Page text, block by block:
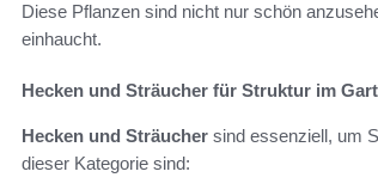
Diese Pflanzen sind nicht nur schön
einhaucht.
Hecken und Sträucher für Struktur im
Hecken und Sträucher sind essenziell, um
dieser Kategorie sind: